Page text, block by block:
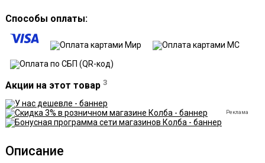
Способы оплаты:
Акции на этот товар 3
Реклама
Описание